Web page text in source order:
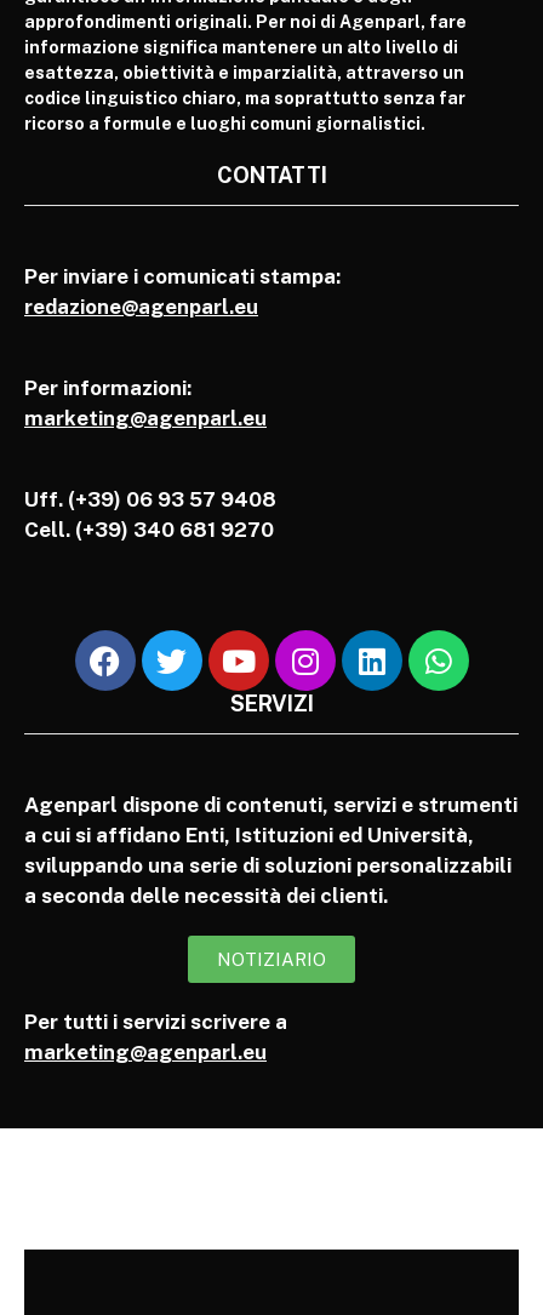
approfondimenti originali. Per noi di Agenparl, fare
informazione significa mantenere un alto livello di
esattezza, obiettività e imparzialità, attraverso un
codice linguistico chiaro, ma soprattutto senza far
ricorso a formule e luoghi comuni giornalistici.
CONTATTI
Per inviare i comunicati stampa:
redazione@agenparl.eu
Per informazioni:
marketing@agenparl.eu
Uff. (+39) 06 93 57 9408
Cell. (+39) 340 681 9270
SERVIZI
Agenparl dispone di contenuti, servizi e strumenti
a cui si affidano Enti, Istituzioni ed Università,
sviluppando una serie di soluzioni personalizzabili
a seconda delle necessità dei clienti.
NOTIZIARIO
Per tutti i servizi scrivere a
marketing@agenparl.eu